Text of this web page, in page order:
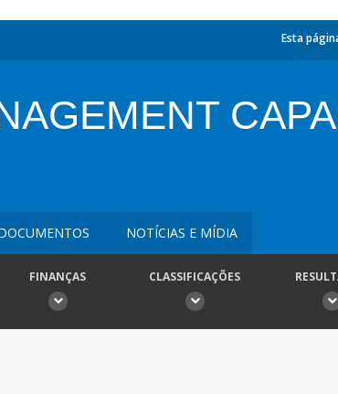
Esta
NOTÍCIAS E MÍDIA
FINANÇAS CLASSIFICAÇÕES